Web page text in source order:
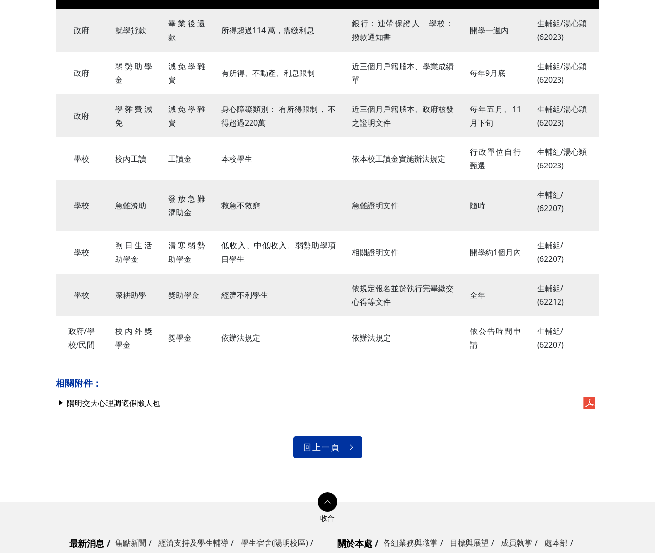
政府 就學貸款
畢業後還
款
所得超過114 萬，需繳利息
銀行：連帶保證人；學校：
撥款通知書
開學一週內
生輔組/湯心穎
(62023)
政府
弱勢助學
金
減免學雜
費
有所得、不動產、利息限制
近三個月戶籍謄本、學業成績
單
每年9月底
生輔組/湯心穎
(62023)
政府
學雜費減
免
減免學雜
費
身心障礙類別： 有所得限制， 不
得超過220萬
近三個月戶籍謄本、政府核發
之證明文件
每年五月、11
月下旬
生輔組/湯心穎
(62023)
學校 校內工讀 工讀金 本校學生 依本校工讀金實施辦法規定
行政單位自行
甄選
生輔組/湯心穎
(62023)
學校 急難濟助
發放急難
濟助金
救急不救窮 急難證明文件 隨時
生輔組/
(62207)
學校
煦日生活
助學金
清寒弱勢
助學金
低收入、中低收入、弱勢助學項
目學生
相關證明文件 開學約1個月內
生輔組/
(62207)
學校 深耕助學 獎助學金 經濟不利學生
依規定報名並於執行完畢繳交
心得等文件
全年
生輔組/
(62212)
政府/學
校/民間
校內外獎
學金
獎學金 依辦法規定 依辦法規定
依公告時間申
請
生輔組/
(62207)
相關附件：
陽明交大心理調適假懶人包
回上一頁
最新消息 焦點新聞 經濟支持及學生輔導
學生宿舍(陽明校區)
關於本處 各組業務與職掌 目標與展望 成員執掌
處本部